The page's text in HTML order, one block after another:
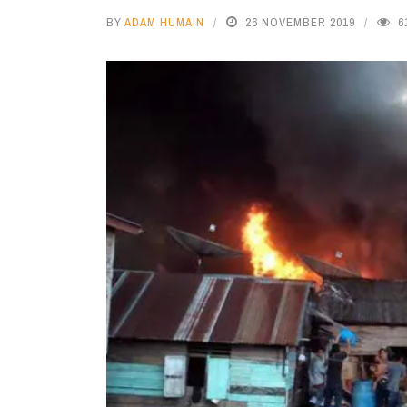
BY ADAM HUMAIN 26 NOVEMBER 2019